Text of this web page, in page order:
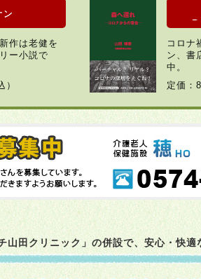
ました→こちら
ります→
ました→ こちら
です→ こちら
ました→こちら
開催しました→こちら
ン
作は老健を
ー小説で
）
コロナ
ン、書
中。
定価：
山田クリニック」の併設で、安心・快